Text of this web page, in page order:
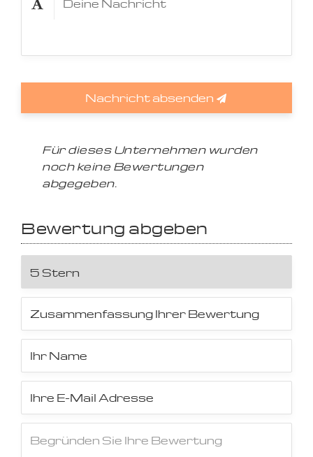
Nachricht absenden
Für dieses Unternehmen wurden
noch keine Bewertungen
abgegeben.
Bewertung abgeben